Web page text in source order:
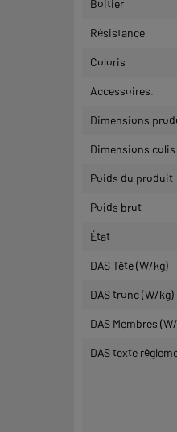
Boitier
Résistance
Coloris
Accessoires.
Dimensions
Dimensions colis
Poids du produit
Poids brut
État
DAS Tête (W/kg)
DAS tronc (W/kg)
DAS Membres
DAS texte